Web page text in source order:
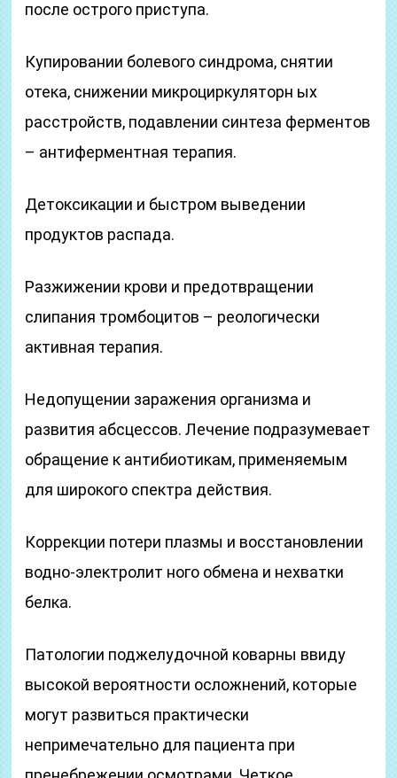
после острого приступа.
Купировании болевого синдрома, снятии
отека, снижении микроциркуляторн ых
расстройств, подавлении синтеза ферментов
– антиферментная терапия.
Детоксикации и быстром выведении
продуктов распада.
Разжижении крови и предотвращении
слипания тромбоцитов – реологически
активная терапия.
Недопущении заражения организма и
развития абсцессов. Лечение подразумевает
обращение к антибиотикам, применяемым
для широкого спектра действия.
Коррекции потери плазмы и восстановлении
водно-электролит ного обмена и нехватки
белка.
Патологии поджелудочной коварны ввиду
высокой вероятности осложнений, которые
могут развиться практически
непримечательно для пациента при